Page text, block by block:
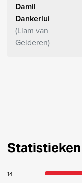
Damil
Dankerlui
Liam van
Gelderen
Statistieken
14